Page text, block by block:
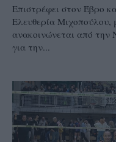
Επιστρέφει στον Έβρο
Ελευθερία Μιχοπούλου,
ανακοινώνεται από την
για την...